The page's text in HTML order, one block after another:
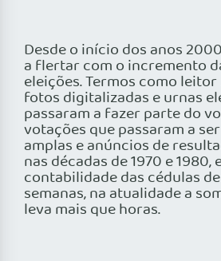
Desde o início dos anos
a flertar com o incremento
eleições. Termos como
fotos digitalizadas e urnas
passaram a fazer parte do
votações que passaram a
amplas e anúncios de
nas décadas de 1970 e 1980,
contabilidade das cédulas
semanas, na atualidade a
leva mais que horas.